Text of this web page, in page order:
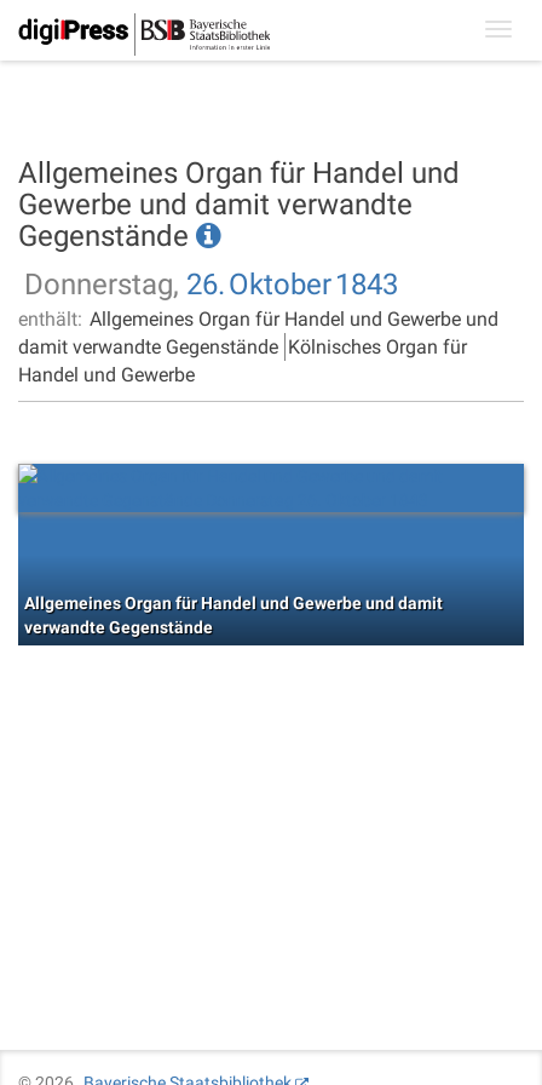
Allgemeines Organ für Handel und
Gewerbe und damit verwandte
Gegenstände
Donnerstag, 26.Oktober1843
enthält: Allgemeines Organ für Handel und Gewerbe und
damit verwandte Gegenstände Kölnisches Organ für
Handel und Gewerbe
Allgemeines Organ für Handel und Gewerbe und damit
verwandte Gegenstände